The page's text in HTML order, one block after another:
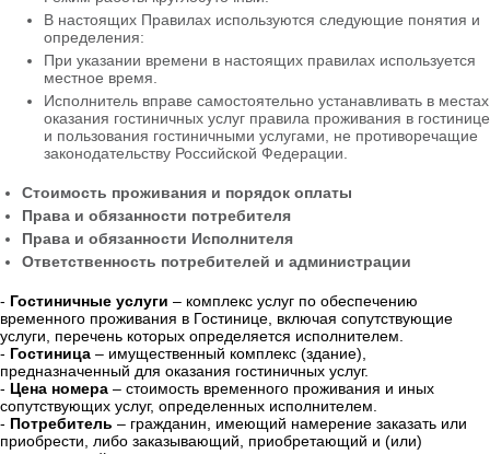
В настоящих Правилах используются следующие понятия и
определения:
При указании времени в настоящих правилах используется
местное время.
Исполнитель вправе самостоятельно устанавливать в местах
оказания гостиничных услуг правила проживания в гостинице
и пользования гостиничными услугами, не противоречащие
законодательству Российской Федерации.
Стоимость проживания и порядок оплаты
Права и обязанности потребителя
Права и обязанности Исполнителя
Ответственность потребителей и администрации
- Гостиничные услуги – комплекс услуг по обеспечению
временного проживания в Гостинице, включая сопутствующие
услуги, перечень которых определяется исполнителем.
- Гостиница – имущественный комплекс (здание),
предназначенный для оказания гостиничных услуг.
- Цена номера – стоимость временного проживания и иных
сопутствующих услуг, определенных исполнителем.
- Потребитель – гражданин, имеющий намерение заказать или
приобрести, либо заказывающий, приобретающий и (или)